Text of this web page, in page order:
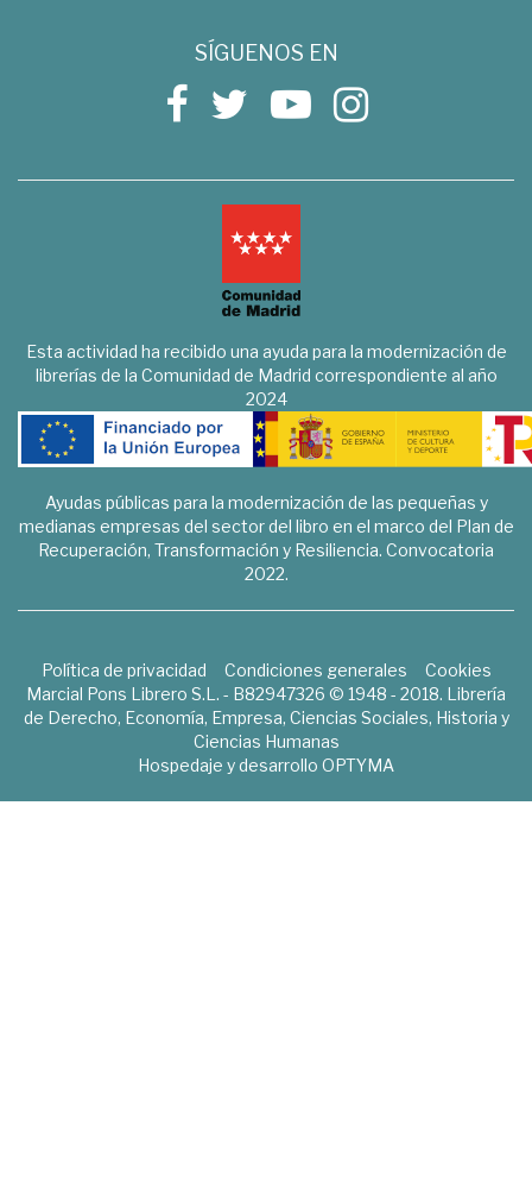
SÍGUENOS EN
Esta actividad ha recibido una ayuda para la modernización de
librerías de la Comunidad de Madrid correspondiente al año
2024
Ayudas públicas para la modernización de las pequeñas y
medianas empresas del sector del libro en el marco del Plan de
Recuperación, Transformación y Resiliencia. Convocatoria
2022.
Política de privacidad Condiciones generales
Cookies
Marcial Pons Librero S.L. - B82947326 © 1948 - 2018. Librería
de Derecho, Economía, Empresa, Ciencias Sociales, Historia y
Ciencias Humanas
Hospedaje y desarrollo OPTYMA